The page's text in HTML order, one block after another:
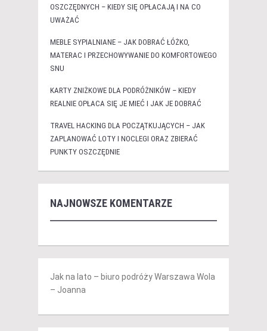
OSZCZĘDNYCH – KIEDY SIĘ OPŁACAJĄ I NA CO
UWAŻAĆ
MEBLE SYPIALNIANE – JAK DOBRAĆ ŁÓŻKO,
MATERAC I PRZECHOWYWANIE DO KOMFORTOWEGO
SNU
KARTY ZNIŻKOWE DLA PODRÓŻNIKÓW – KIEDY
REALNIE OPŁACA SIĘ JE MIEĆ I JAK JE DOBRAĆ
TRAVEL HACKING DLA POCZĄTKUJĄCYCH – JAK
ZAPLANOWAĆ LOTY I NOCLEGI ORAZ ZBIERAĆ
PUNKTY OSZCZĘDNIE
NAJNOWSZE KOMENTARZE
Jak na lato – biuro podróży Warszawa Wola
– Joanna